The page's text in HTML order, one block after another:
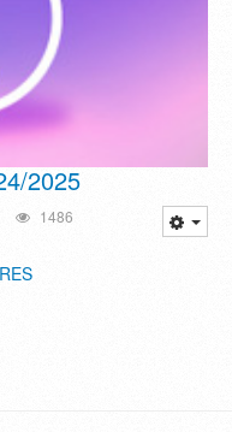
2025
1486